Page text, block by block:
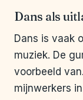
Dans als
Dans is vaak
muziek. De
voorbeeld
mijnwerkers